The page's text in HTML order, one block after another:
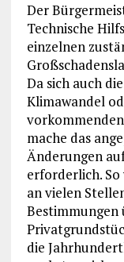
Der
Technische
einzelnen
Da sich auch
Klimawandel
mache das
Änderungen
erforderlich. So
an vielen
Bestimmungen
die